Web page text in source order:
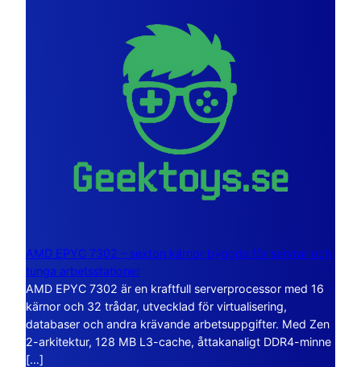
AMD EPYC 7302 – sexton kärnor byggda för servrar och
tunga arbetsstationer
AMD EPYC 7302 är en kraftfull serverprocessor med 16
kärnor och 32 trådar, utvecklad för virtualisering,
databaser och andra krävande arbetsuppgifter. Med Zen
2-arkitektur, 128 MB L3-cache, åttakanaligt DDR4-minne
[…]